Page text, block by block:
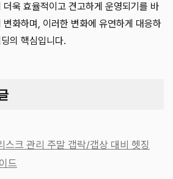
욱 효율적이고 견고하게 운영되기를 바
화하며, 이러한 변화에 유연하게 대응하
의 핵심입니다.
스크 관리 주말 갭락/갭상 대비 헷징
드